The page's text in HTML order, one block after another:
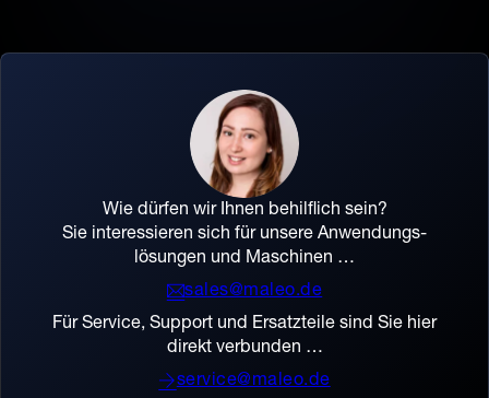
Wie dürfen wir Ihnen behilflich sein?
Sie interessieren sich für unsere Anwendungs­
lösungen und Maschinen …
sales@maleo.de
Für Service, Support und Ersatzteile sind Sie hier
direkt verbunden …
service@maleo.de